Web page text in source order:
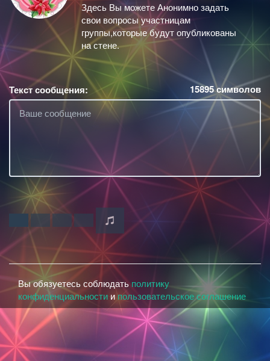
Здесь Вы можете Анонимно задать
свои вопросы участницам
группы,которые будут опубликованы
на стене.
Текст сообщения: 15895символов
Вы обязуетесь соблюдатьполитику
конфиденциальности ипользовательское соглашение